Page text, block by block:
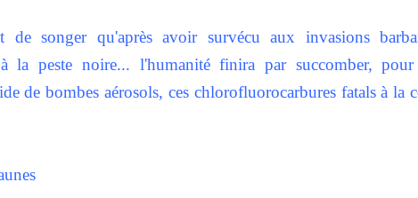
de songer qu'après avoir survécu aux invasions
la peste noire... l'humanité finira par succomber,
de bombes aérosols, ces chlorofluorocarbures fatals à la